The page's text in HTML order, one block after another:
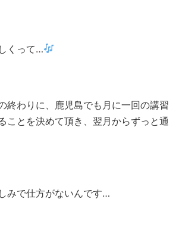
くって…
終わりに、鹿児島でも月に一回の講習
ことを決めて頂き、翌月からずっと通
みで仕方がないんです…